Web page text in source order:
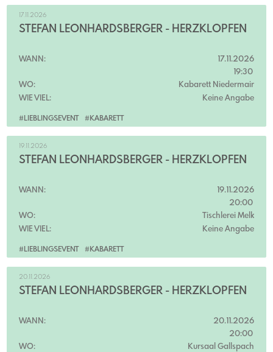
#LIEBLINGSEVENT #KABARETT
17.11.2026
STEFAN LEONHARDSBERGER - HERZKLOPFEN
WANN:
17.11.2026
19:30
WO:
Kabarett Niedermair
WIE VIEL:
Keine Angabe
#LIEBLINGSEVENT #KABARETT
19.11.2026
STEFAN LEONHARDSBERGER - HERZKLOPFEN
WANN:
19.11.2026
20:00
WO:
Tischlerei Melk
WIE VIEL:
Keine Angabe
20.11.2026
STEFAN LEONHARDSBERGER - HERZKLOPFEN
WANN:
20.11.2026
20:00
WO:
Kursaal Gallspach